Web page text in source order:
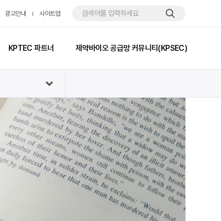
광고안내 사이트맵
KPTEC 파트너 제약바이오 공급망 커뮤니티(KPSEC)